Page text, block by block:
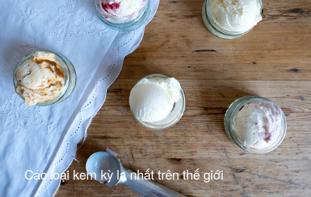
Các loại kem kỳ lạ nhất trên thế giới